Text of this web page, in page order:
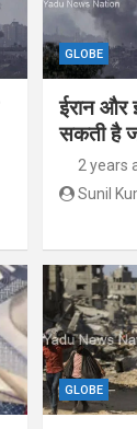
GLOBE
ईरान और
सकती है
2 years
Sunil
GLOBE